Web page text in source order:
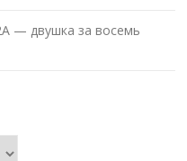
— двушка за восемь